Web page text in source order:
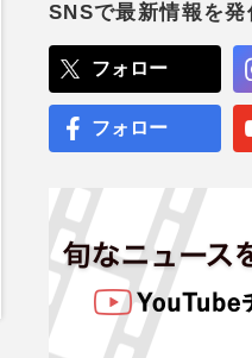
SNSで最新情報を発
フォロー
フォロー